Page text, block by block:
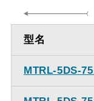
ダクト方向上
方給排気
備考
型名
MTRL-5DS-